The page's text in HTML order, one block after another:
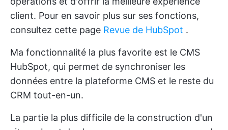
client. Pour en savoir plus sur ses fonctions,
consultez cette page Revue de HubSpot .
Ma fonctionnalité la plus favorite est le CMS
HubSpot, qui permet de synchroniser les
données entre la plateforme CMS et le reste du
CRM tout-en-un.
La partie la plus difficile de la construction d'un